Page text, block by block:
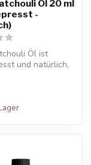
Öl 20 ml
-
Öl ist
und natürlich,